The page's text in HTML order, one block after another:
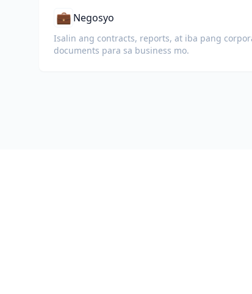
💼 Negosyo
Isalin ang contracts, reports, at iba pang
documents para sa business mo.